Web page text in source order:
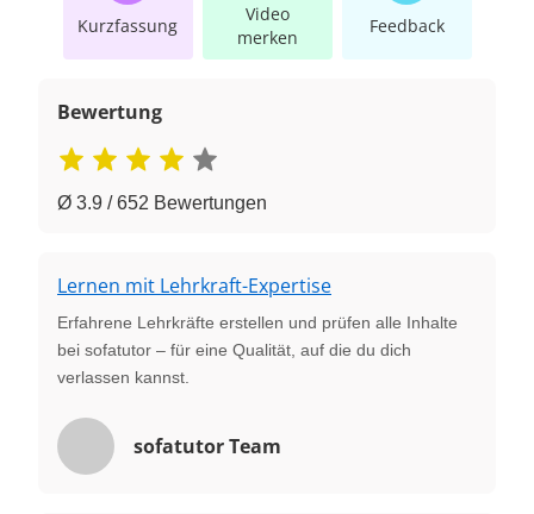
Kurzfassung
Video
merken
Feedback
Bewertung
Ø 3.9 / 652 Bewertungen
Lernen mit Lehrkraft-Expertise
Erfahrene Lehrkräfte erstellen und prüfen alle Inhalte
bei sofatutor – für eine Qualität, auf die du dich
verlassen kannst.
sofatutor Team